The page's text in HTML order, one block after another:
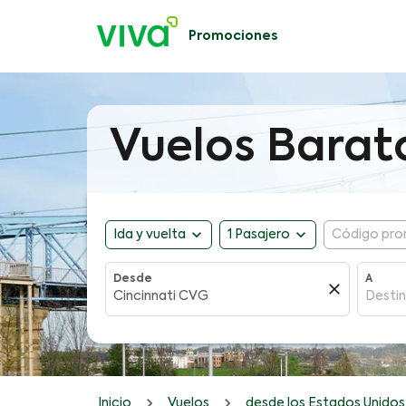
Promociones
Vuelos
Ida y vuelta expand_more 1 Pasajero expand_more Código
Desde
close
A
Inicio Vuelos desde los Estados Unidos